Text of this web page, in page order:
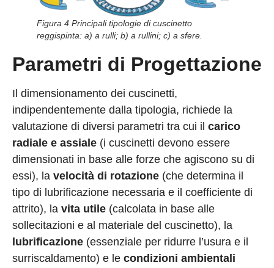
Figura 4 Principali tipologie di cuscinetto
reggispinta: a) a rulli; b) a rullini; c) a sfere.
Parametri di Progettazione
Il dimensionamento dei cuscinetti,
indipendentemente dalla tipologia, richiede la
valutazione di diversi parametri tra cui il carico
radiale e assiale (i cuscinetti devono essere
dimensionati in base alle forze che agiscono su di
essi), la velocità di rotazione (che determina il
tipo di lubrificazione necessaria e il coefficiente di
attrito), la vita utile (calcolata in base alle
sollecitazioni e al materiale del cuscinetto), la
lubrificazione (essenziale per ridurre l’usura e il
surriscaldamento) e le condizioni ambientali